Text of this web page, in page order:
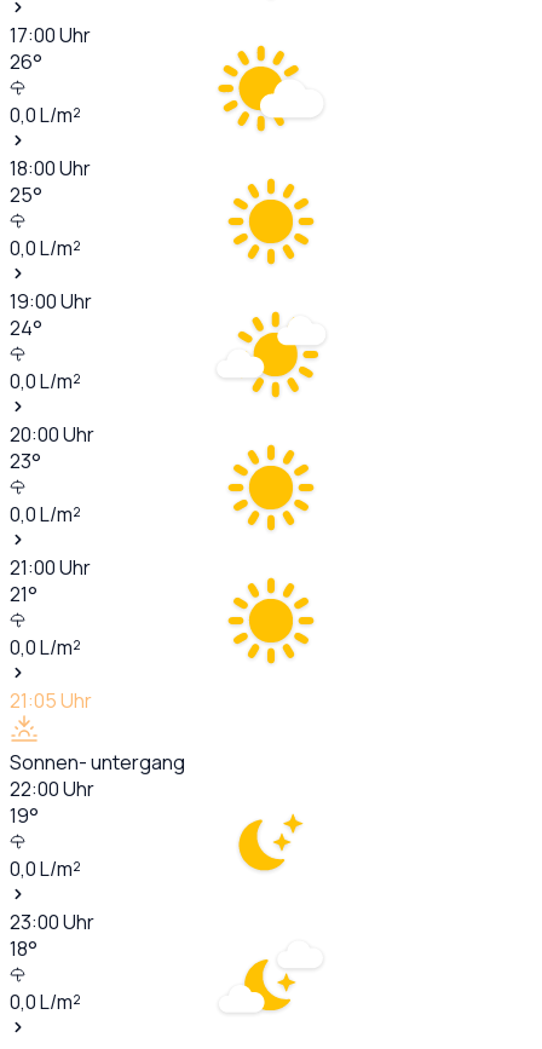
17:00Uhr
26°
0,0L/m²
18:00Uhr
25°
0,0L/m²
19:00Uhr
24°
0,0L/m²
20:00Uhr
23°
0,0L/m²
21:00Uhr
21°
0,0L/m²
21:05Uhr
Sonnen- untergang
22:00Uhr
19°
0,0L/m²
23:00Uhr
18°
0,0L/m²